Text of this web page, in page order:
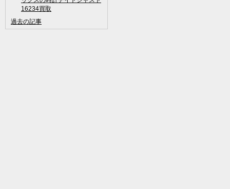
16234買取
過去の記事